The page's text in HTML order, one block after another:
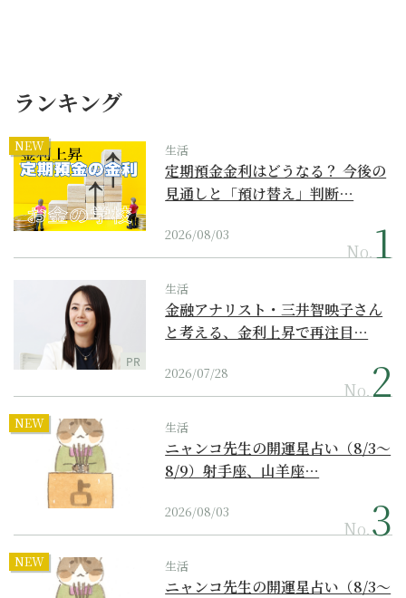
ランキング
NEW 生活
定期預金金利はどうなる？ 今後の
見通しと「預け替え」判断…
2026/08/03
No.
PR
生活
金融アナリスト・三井智映子さん
と考える、金利上昇で再注目…
2026/07/28
No.
NEW 生活
ニャンコ先生の開運星占い（8/3～
8/9）射手座、山羊座…
2026/08/03
No.
NEW 生活
ニャンコ先生の開運星占い（8/3～